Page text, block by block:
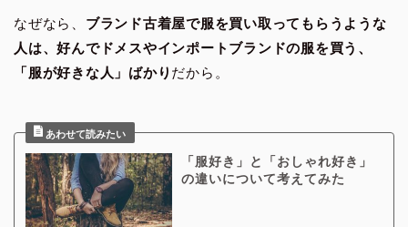
なぜなら、 ブランド古着屋で服を買い取ってもらうような
人は、好んでドメスやインポートブランドの服を買う、
「服が好きな人」ばかり だから。
「服好き」と「おしゃれ好き」
の違いについて考えてみた